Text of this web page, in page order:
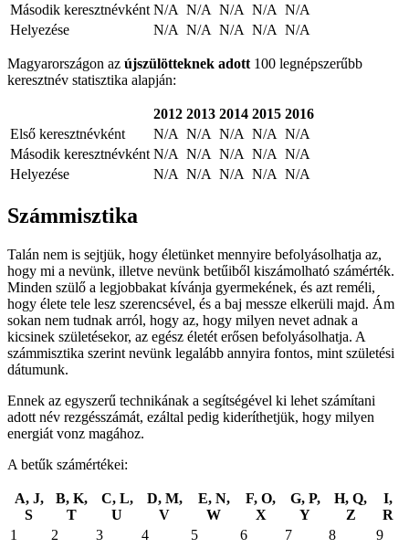
Második keresztnévként N/A N/A N/A N/A N/A
Helyezése
N/A N/A N/A N/A N/A
Magyarországon az újszülötteknek adott 100 legnépszerűbb
keresztnév statisztika alapján:
2012 2013 2014 2015 2016
Első keresztnévként
N/A N/A N/A N/A N/A
Második keresztnévként N/A N/A N/A N/A N/A
Helyezése
N/A N/A N/A N/A N/A
Számmisztika
Talán nem is sejtjük, hogy életünket mennyire befolyásolhatja az,
hogy mi a nevünk, illetve nevünk betűiből kiszámolható számérték.
Minden szülő a legjobbakat kívánja gyermekének, és azt reméli,
hogy élete tele lesz szerencsével, és a baj messze elkerüli majd. Ám
sokan nem tudnak arról, hogy az, hogy milyen nevet adnak a
kicsinek születésekor, az egész életét erősen befolyásolhatja. A
számmisztika szerint nevünk legalább annyira fontos, mint születési
dátumunk.
Ennek az egyszerű technikának a segítségével ki lehet számítani
adott név rezgésszámát, ezáltal pedig kideríthetjük, hogy milyen
energiát vonz magához.
A betűk számértékei:
A, J,
S
B, K,
T
C, L,
U
D, M,
V
E, N,
W
F, O,
X
G, P,
Y
H, Q,
Z
I,
R
1
2 3 4 5 6 7 8 9